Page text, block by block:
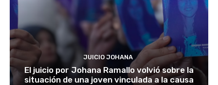
JUICIO JOHANA
El juicio por Johana Ramallo volvió sobre la
situación de una joven vinculada a la causa